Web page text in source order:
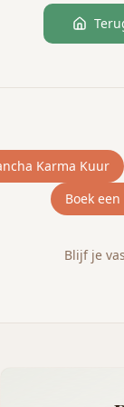
Karma Kuur
Boek
Blijf je